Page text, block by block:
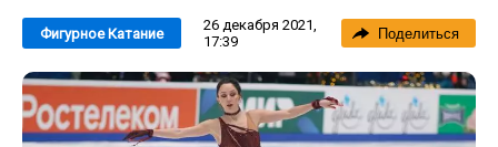
Фигурное Катание
26 декабря 2021,
17:39
Поделиться